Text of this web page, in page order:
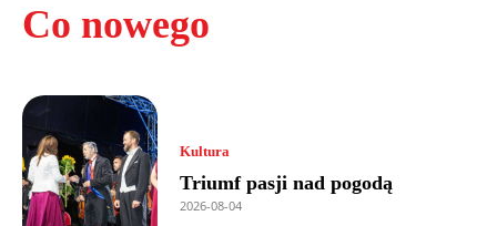
Co nowego
Kultura
Triumf pasji nad pogodą
2026-08-04